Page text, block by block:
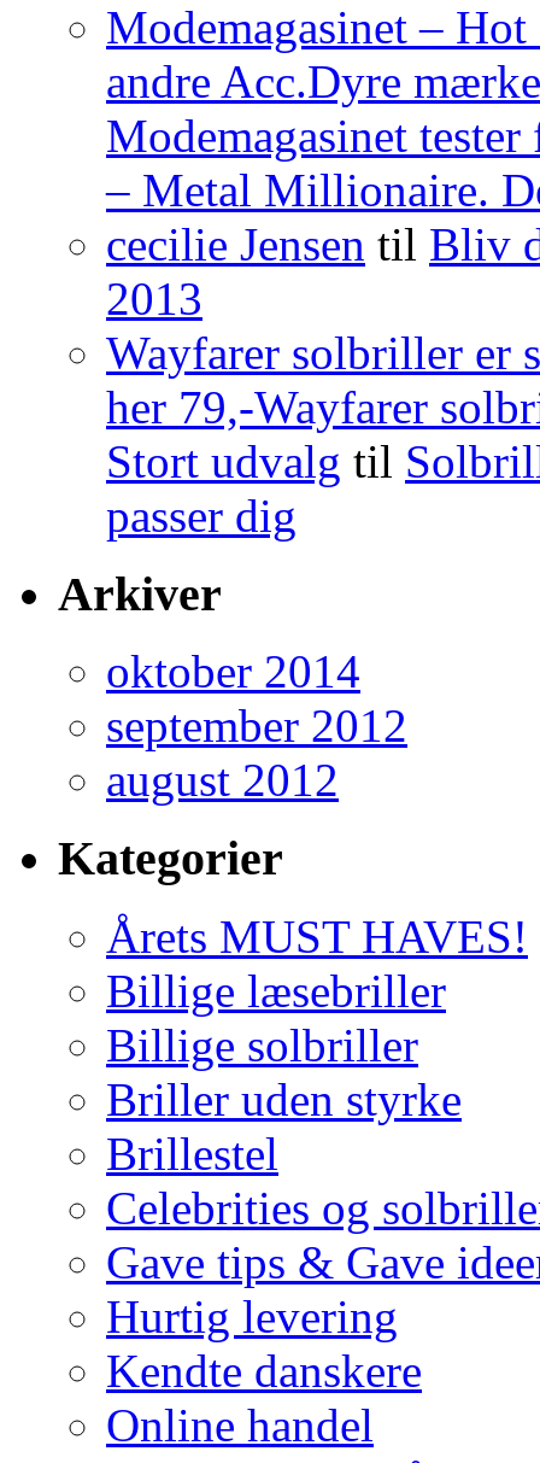
Modemagasinet –
andre Acc.Dyre
Modemagasinet
– Metal Millionaire.
cecilie Jensen til Bliv
2013
Wayfarer solbriller er
her 79,-Wayfarer
Stort udvalg til
passer dig
Arkiver
oktober 2014
september 2012
august 2012
Kategorier
Årets MUST HAVES!
Billige læsebriller
Billige solbriller
Briller uden styrke
Brillestel
Celebrities og
Gave tips & Gave
Hurtig levering
Kendte danskere
Online handel